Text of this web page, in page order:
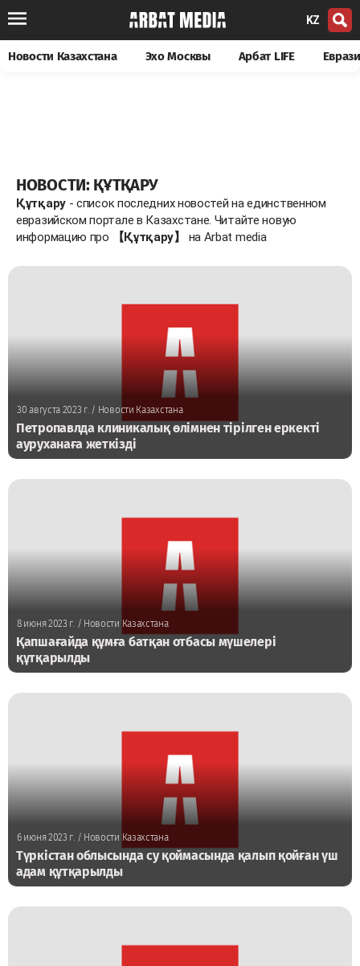
KZ
Новости Казахстана Эхо Москвы Арбат LIFE
НОВОСТИ: ҚҰТҚАРУ
Құтқару- список последних новостей на единственном
евразийском портале в Казахстане. Читайте новую
информацию про
【Құтқару】 на Arbat media
30 августа 2023 г./ Новости Казахстана
Петропавлда клиникалық өлімнен тірілген еркекті
ауруханаға жеткізді
8 июня 2023 г./ Новости Казахстана
Қапшағайда құмға батқан отбасы мүшелері
құтқарылды
6 июня 2023 г./ Новости Казахстана
Түркістан облысында су қоймасында қалып қойған үш
адам құтқарылды